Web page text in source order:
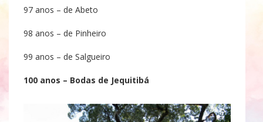
97 anos – de Abeto
98 anos – de Pinheiro
99 anos – de Salgueiro
100 anos – Bodas de Jequitibá